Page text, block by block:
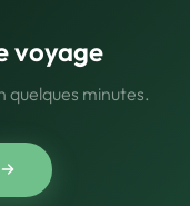
voyage
quelques minutes.